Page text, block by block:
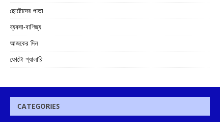
ছোটোদের পাতা
ব্যবসা-বাণিজ্য
আজকের দিন
ফোটো গ্যালারি
CATEGORIES